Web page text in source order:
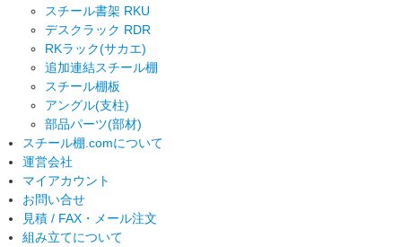
スチール書架 RKU
デスクラック RDR
RKラック(サカエ)
追加連結スチール棚
スチール棚板
アングル(支柱)
部品パーツ(部材)
スチール棚.comについて
運営会社
マイアカウント
お問い合せ
見積 / FAX・メール注文
組み立てについて